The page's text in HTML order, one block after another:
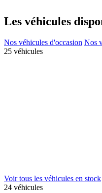
Les véhicules
Nos véhicules d'occasion Nos
25 véhicules
Voir tous les véhicules en stock
24 véhicules